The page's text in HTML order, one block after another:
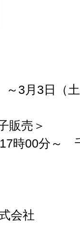
3月3日（
販売＞
時00分～
会社